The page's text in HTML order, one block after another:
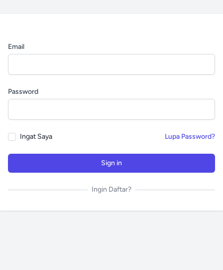
Email
Password
Ingat Saya Lupa Password?
Sign in
Ingin Daftar?